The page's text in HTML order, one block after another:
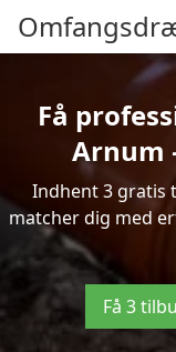
Få
Arnum
Indhent 3 gratis
matcher dig med
Få 3